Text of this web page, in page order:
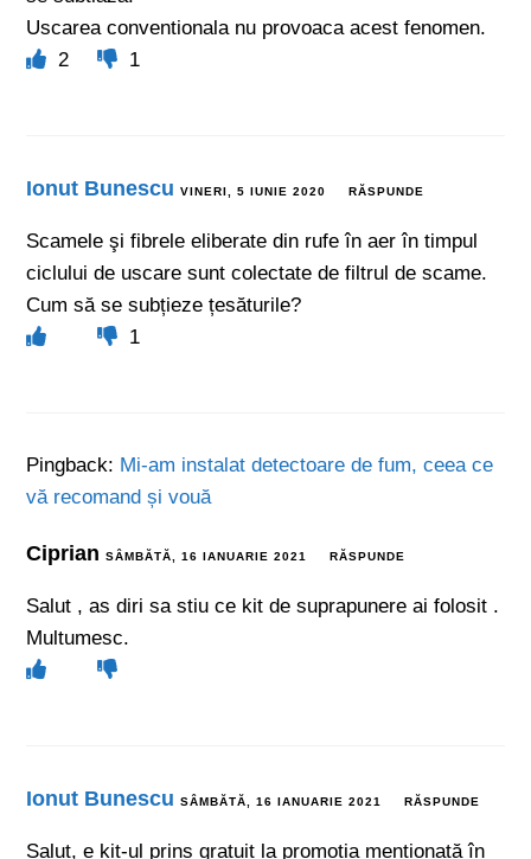
Uscarea conventionala nu provoaca acest fenomen.
2
1
Ionut Bunescu VINERI, 5 IUNIE 2020 RĂSPUNDE
Scamele şi fibrele eliberate din rufe în aer în timpul
ciclului de uscare sunt colectate de filtrul de scame.
Cum să se subțieze țesăturile?
1
Pingback: Mi-am instalat detectoare de fum, ceea ce
vă recomand și vouă
CiprianSÂMBĂTĂ, 16 IANUARIE 2021 RĂSPUNDE
Salut , as diri sa stiu ce kit de suprapunere ai folosit .
Multumesc.
Ionut Bunescu SÂMBĂTĂ, 16 IANUARIE 2021 RĂSPUNDE
Salut, e kit-ul prins gratuit la promoția menționată în